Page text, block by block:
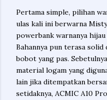
Pertama simple, pilihan
ulas kali ini berwarna
powerbank warnanya
Bahannya pun terasa
bobot yang pas.
material logam yang
lain jika ditempatkan
setidaknya, ACMIC A10